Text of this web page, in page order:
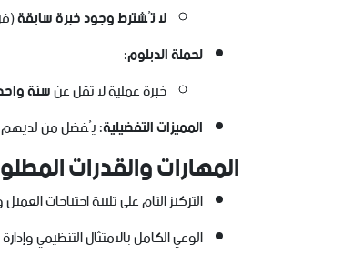
لا تُشترط وجود خبرة سابقة
لحملة الدبلوم:
خبرة عملية لا تقل عنسنة
المميزات التفضيلية:يُفضل من لديهم
المهارات والقدرات
التركيز التام على تلبية احتياجات
الوعي الكامل بالامتثال التنظيمي